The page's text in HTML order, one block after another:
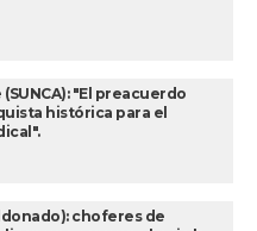
"El preacuerdo
histórica para el
choferes de